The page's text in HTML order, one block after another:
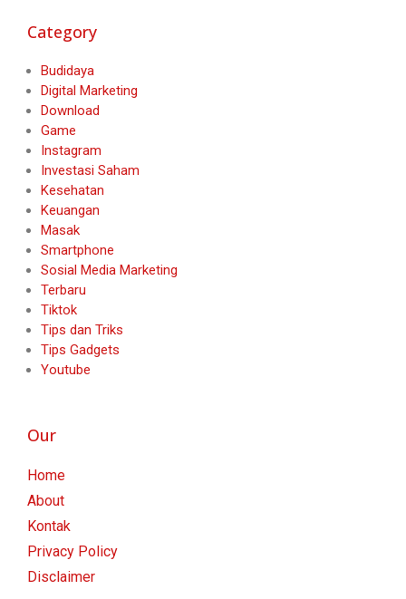
Category
Budidaya
Digital Marketing
Download
Game
Instagram
Investasi Saham
Kesehatan
Keuangan
Masak
Smartphone
Sosial Media Marketing
Terbaru
Tiktok
Tips dan Triks
Tips Gadgets
Youtube
Our
Home
About
Kontak
Privacy Policy
Disclaimer